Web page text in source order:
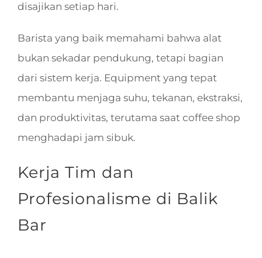
disajikan setiap hari.
Barista yang baik memahami bahwa alat
bukan sekadar pendukung, tetapi bagian
dari sistem kerja. Equipment yang tepat
membantu menjaga suhu, tekanan, ekstraksi,
dan produktivitas, terutama saat coffee shop
menghadapi jam sibuk.
Kerja Tim dan
Profesionalisme di Balik
Bar